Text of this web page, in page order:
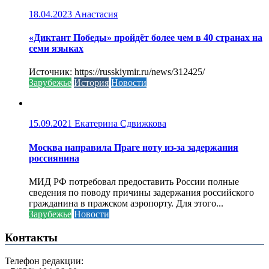
18.04.2023 Анастасия
«Диктант Победы» пройдёт более чем в 40 странах на
семи языках
Источник: https://russkiymir.ru/news/312425/
Зарубежье История Новости
15.09.2021 Екатерина Сдвижкова
Москва направила Праге ноту из-за задержания
россиянина
МИД РФ потребовал предоставить России полные
сведения по поводу причины задержания российского
гражданина в пражском аэропорту. Для этого...
Зарубежье Новости
Контакты
Телефон редакции: